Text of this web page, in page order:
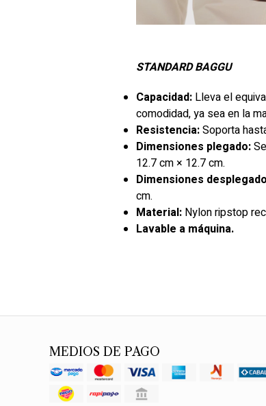
STANDARD BAGGU
Capacidad: Lleva el
comodidad, ya sea en la
Resistencia:Soporta
Dimensiones plegado:
12.7 cm × 12.7 cm.
Dimensiones
cm.
Material: Nylon ripstop
Lavable a máquina.
MEDIOS DE PAGO